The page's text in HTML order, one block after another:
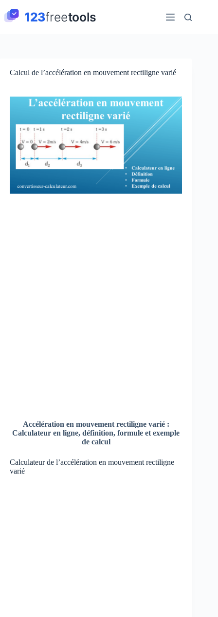
au
contenu
Calcul de l’accélération en mouvement rectiligne varié
Accélération en mouvement rectiligne varié :
Calculateur en ligne, définition, formule et exemple
de calcul
Calculateur de l’accélération en mouvement rectiligne
varié